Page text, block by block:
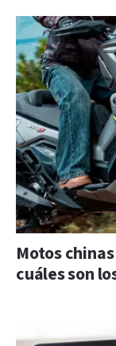
Motos
cuáles son